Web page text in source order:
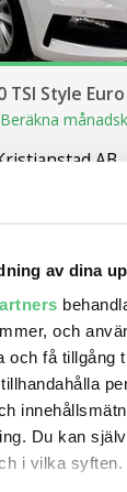
av dina
och
och få tillgång
Du kan
i vilka syften.
TSI Style Euro
Beräkna
AB
historik (14)